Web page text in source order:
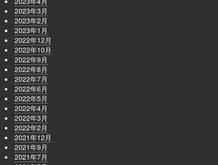
2023年3月
2023年2月
2023年1月
2022年12月
2022年10月
2022年9月
2022年8月
2022年7月
2022年6月
2022年5月
2022年4月
2022年3月
2022年2月
2021年12月
2021年9月
2021年7月